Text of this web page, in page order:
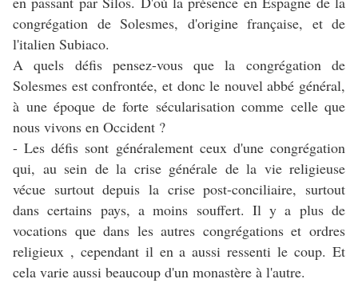
congrégation de Solesmes, d'origine française, et de
l'italien Subiaco.
A quels défis pensez-vous que la congrégation de
Solesmes est confrontée, et donc le nouvel abbé général,
à une époque de forte sécularisation comme celle que
nous vivons en Occident ?
- Les défis sont généralement ceux d'une congrégation
qui, au sein de la crise générale de la vie religieuse
vécue surtout depuis la crise post-conciliaire, surtout
dans certains pays, a moins souffert. Il y a plus de
vocations que dans les autres congrégations et ordres
religieux , cependant il en a aussi ressenti le coup. Et
cela varie aussi beaucoup d'un monastère à l'autre.